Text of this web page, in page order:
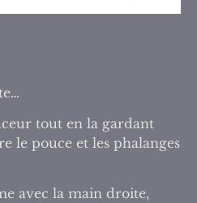
tout en la gardant
le pouce et les phalanges
avec la main droite,